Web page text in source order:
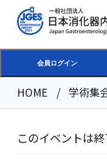
会員ログイン
HOME 学術集
このイベントは終